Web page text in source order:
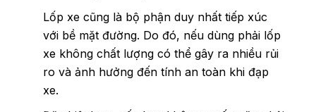
Lốp xe cũng là bộ phận duy nhất tiếp xúc
với bề mặt đường. Do đó, nếu dùng phải lốp
xe không chất lượng có thể gây ra nhiều rủi
ro và ảnh hưởng đến tính an toàn khi đạp
xe.